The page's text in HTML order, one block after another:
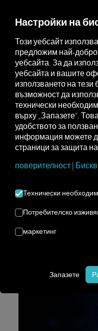
Glossar API
API
API (интерфейс за
е интерфейс
,
софтуерни
често се използва за
системи за
системи за
илителематични
безпроблемен и
Настройки на
Този уебсайт
предложим най-
уебсайта. За да
уебсайта и вашите
използването на
възможност да
технически
върху „Запазете“.
удобството за
информация можете
страници за защита
поверителност |
Технически
Потребителско
маркетинг
Запазете